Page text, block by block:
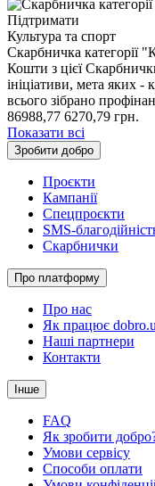
Підтримати
Культура та спорт
Скарбничка категорії
Кошти з цієї
ініціативи, мета яких
всього зібрано
86988,77 6270,79 грн.
Показати всі
Зробити добро
Проєкти
Кампанії
Спецпроєкти
SMS-
Скарбнички
Про платформу
Про нас
Як працює
Наші партнери
Контакти
Інше
FAQ
Як зробити
Умови сервісу
Способи оплати